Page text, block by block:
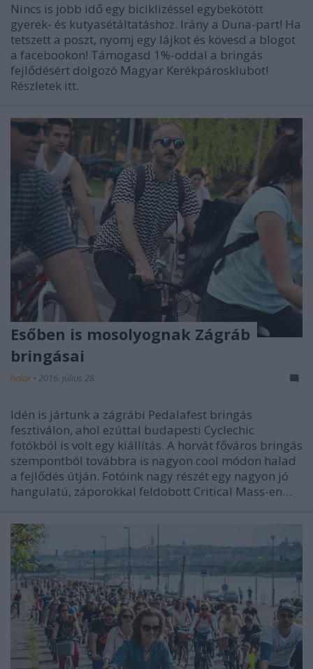
Nincs is jobb idő egy biciklizéssel egybekötött
gyerek- és kutyasétáltatáshoz. Irány a Duna-part! Ha
tetszett a poszt, nyomj egy lájkot és kövesd a blogot
a facebookon! Támogasd 1%-oddal a bringás
fejlődésért dolgozó Magyar Kerékpárosklubot!
Részletek itt.
Esőben is mosolyognak Zágráb
bringásai
halar • 2016. július 28.
Idén is jártunk a zágrábi Pedalafest bringás
fesztiválon, ahol ezúttal budapesti Cyclechic
fotókból is volt egy kiállítás. A horvát főváros bringás
szempontból továbbra is nagyon cool módon halad
a fejlődés útján. Fotóink nagy részét egy nagyon jó
hangulatú, záporokkal feldobott Critical Mass-en…